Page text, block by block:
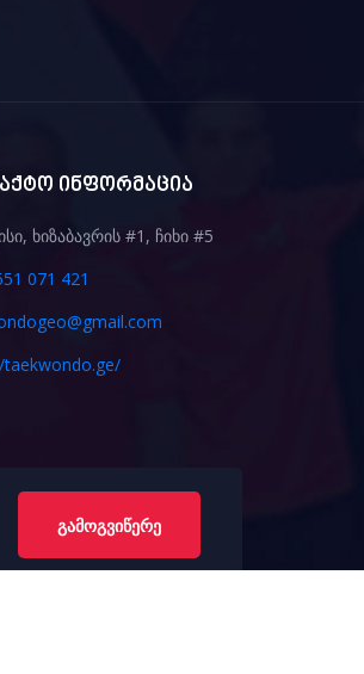
ინფორმაცია
ხიზაბავრის #1, ჩიხი #5
071 421
ᲒᲐᲛᲝᲒᲕᲘᲬᲔᲠᲔ